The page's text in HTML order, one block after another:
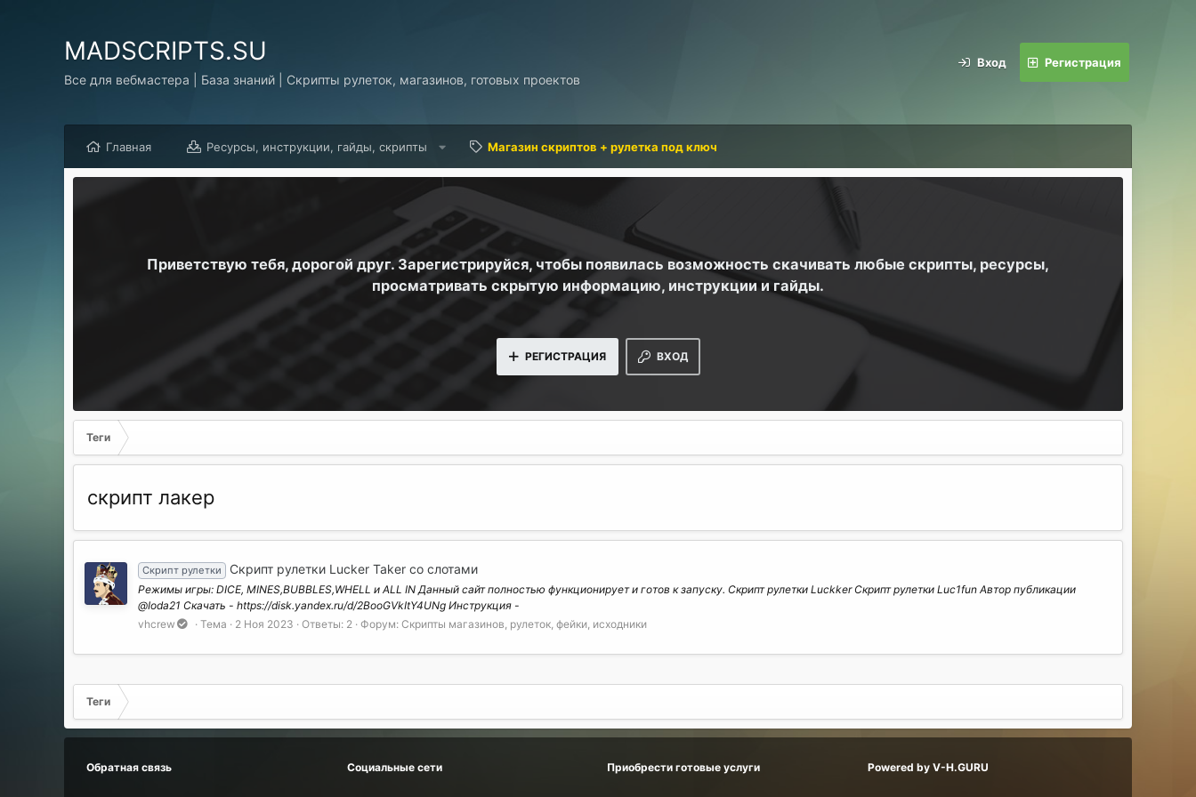
MADSCRIPTS.SU
Все для вебмастера | База знаний | Скрипты рулеток, магазинов, готовых проектов
Вход Регистрация
Главная Ресурсы, инструкции, гайды, скрипты Магазин скриптов + рулетка под ключ
Приветствую тебя, дорогой друг. Зарегистрируйся, чтобы появилась возможность скачивать любые скрипты, ресурсы,
просматривать скрытую информацию, инструкции и гайды.
ВХОД
РЕГИСТРАЦИЯ
Теги
скрипт лакер
Скрипт рулетки Скрипт рулетки Lucker Taker со слотами
Режимы игры: DICE, MINES,BUBBLES,WHELL и ALL IN Данный сайт полностью функционирует и готов к запуску. Скрипт рулетки Luckker Скрипт рулетки Luc1fun Автор публикации
@Ioda21 Скачать - https://disk.yandex.ru/d/2BooGVkItY4UNg Инструкция -
vhcrew
Тема 2 Ноя 2023 Ответы: 2 Форум: Скрипты магазинов, рулеток, фейки, исходники
Теги
Обратная связь Социальные сети Приобрести готовые услуги Powered by V-H.GURU